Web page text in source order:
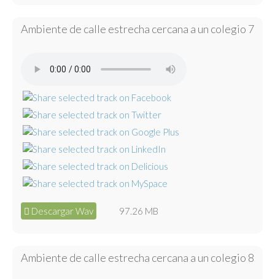
Ambiente de calle estrecha cercana a un colegio 7
Descargar Wav 97.26 MB
Ambiente de calle estrecha cercana a un colegio 8